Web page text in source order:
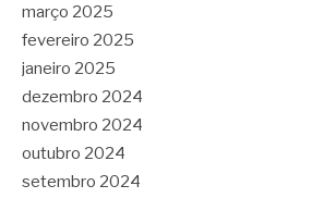
março 2025
fevereiro 2025
janeiro 2025
dezembro 2024
novembro 2024
outubro 2024
setembro 2024